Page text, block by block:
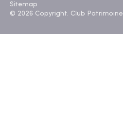
Sitemap
© 2026 Copyright. Club Patrimoine